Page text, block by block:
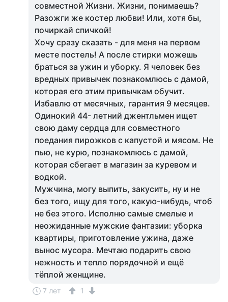
совместной Жизни. Жизни, понимаешь?
Разожги же костер любви! Или, хотя бы,
почиркай спичкой!
Хочу сразу сказать - для меня на первом
месте постель! А после стирки можешь
браться за ужин и уборку. Я человек без
вредных привычек познакомлюсь с дамой,
которая его этим привычкам обучит.
Избавлю от месячных, гарантия 9 месяцев.
Одинокий 44- летний джентльмен ищет
свою даму сердца для совместного
поедания пирожков с капустой и мясом. Не
пью, не курю, познакомлюсь с дамой,
которая сбегает в магазин за куревом и
водкой.
Мужчина, могу выпить, закусить, ну и не
без того, ищу для того, какую-нибудь, чтоб
не без этого. Исполню самые смелые и
неожиданные мужские фантазии: уборка
квартиры, приготовление ужина, даже
вынос мусора. Мечтаю подарить свою
нежность и тепло порядочной и ещё
тёплой женщине.
7 лет
1